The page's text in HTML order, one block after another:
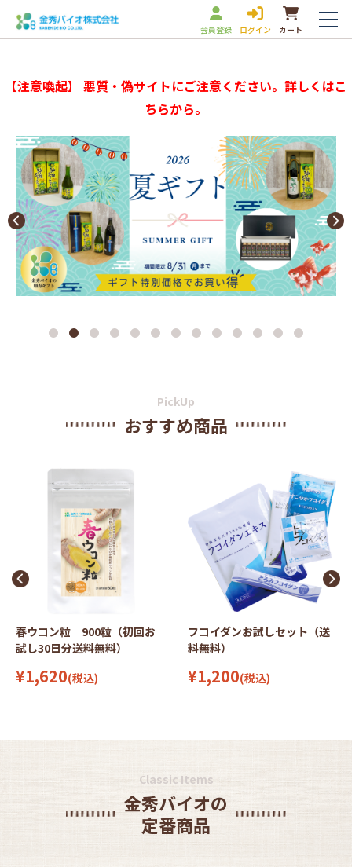
会員登録 ログイン カート
【注意喚起】 悪質・偽サイトにご注意ください。詳しくはこ
ちらから。
PickUp
おすすめ商品
フコイダンお試しセット（送
料無料）
¥1,200(税込)
爽々（そうそう）900mL
回限定価格/送料無料）
¥2,500(税込)
Classic Items
金秀バイオの
定番商品